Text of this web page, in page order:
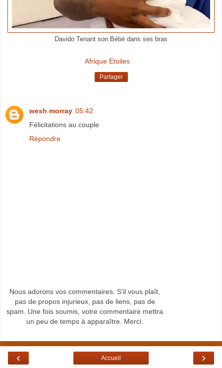
Davido Tenant son Bébé dans ses bras
Afrique Etoiles
Partager
wesh morray 05:42
Félicitations au couple
Répondre
Nous adorons vos commentaires. S'il vous plaît,
pas de propos injurieux, pas de liens, pas de
spam. Une fois soumis, votre commentaire mettra
un peu de temps à apparaître. Merci.
‹ ›
Accueil